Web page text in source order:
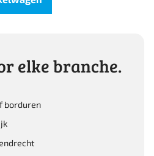
elke branche.
borduren